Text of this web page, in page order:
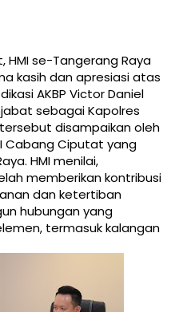
se-Tangerang Raya
kasih dan apresiasi atas
AKBP Victor Daniel
sebagai Kapolres
disampaikan oleh
Cabang Ciputat yang
HMI menilai,
memberikan kontribusi
dan ketertiban
hubungan yang
termasuk kalangan